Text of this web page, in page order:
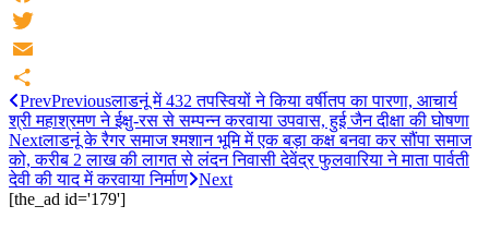
Facebook
Twitter
Email
Share
PrevPreviousलाडनूं में 432 तपस्वियों ने किया वर्षीतप का पारणा, आचार्य
श्री महाश्रमण ने ईक्षु-रस से सम्पन्न करवाया उपवास, हुई जैन दीक्षा की घोषणा
Nextलाडनूं के रैगर समाज श्मशान भूमि में एक बड़ा कक्ष बनवा कर सौंपा समाज
को, करीब 2 लाख की लागत से लंदन निवासी देवेंद्र फुलवारिया ने माता पार्वती
देवी की याद में करवाया निर्माण Next
[the_ad id='179']